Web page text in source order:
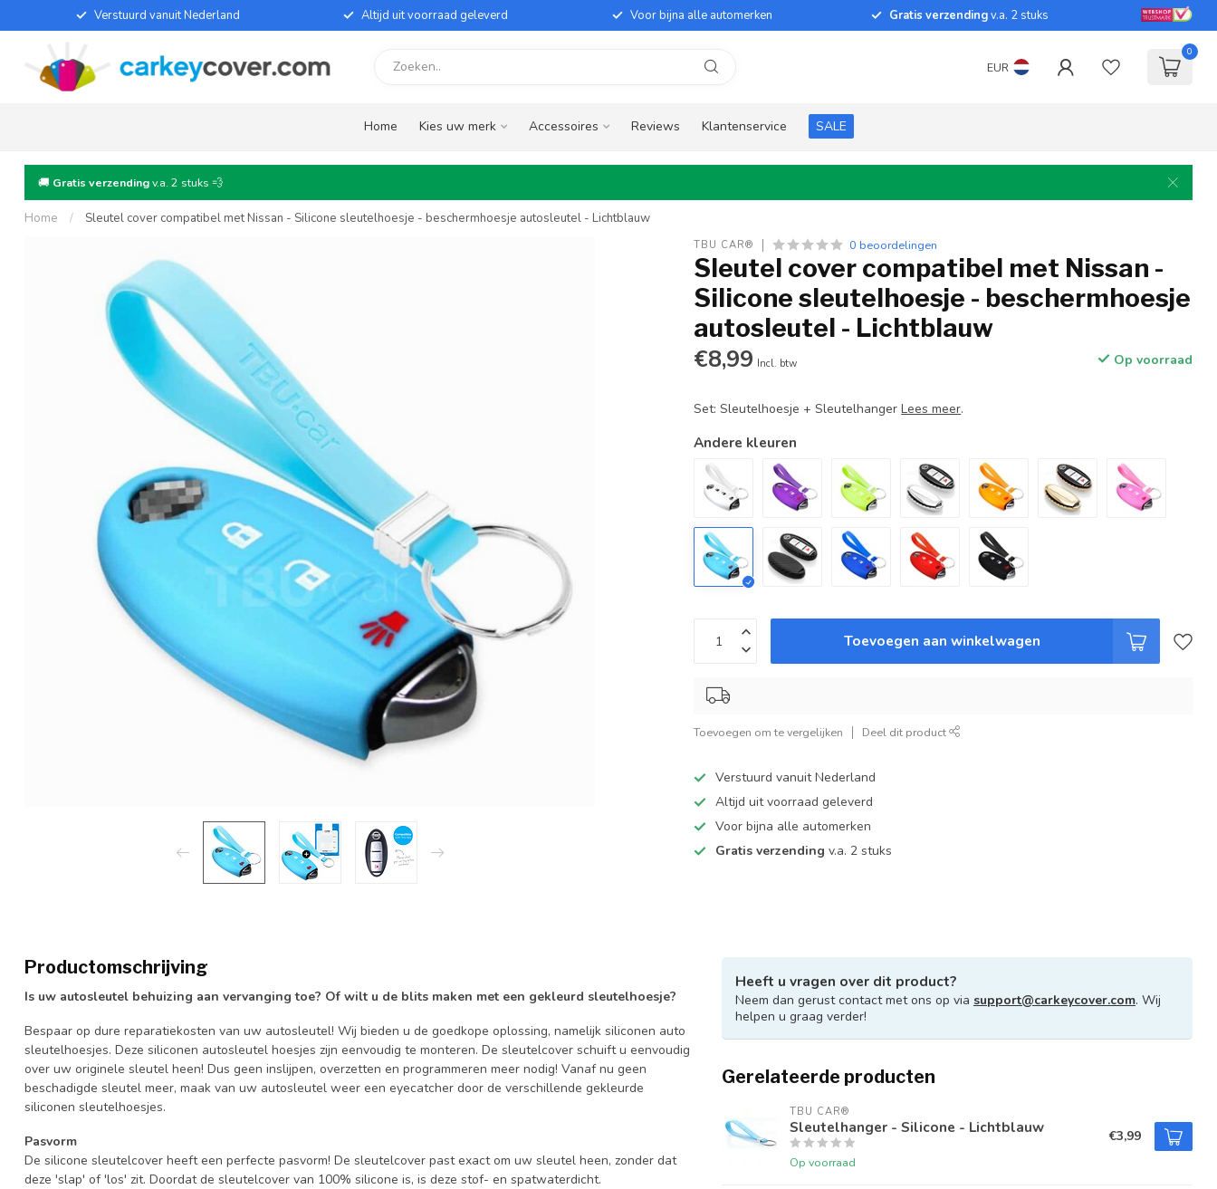
Verstuurd vanuit Nederland Altijd uit voorraad geleverd Voor bijna alle automerken Gratis verzendingv.a. 2 stuks
EUR
0
Home Kies uw merk Accessoires Reviews Klantenservice SALE
🚚 Gratis verzendingv.a. 2 stuks 💨
Home / Sleutel cover compatibel met Nissan - Silicone sleutelhoesje - beschermhoesje autosleutel - Lichtblauw
TBU CAR® 0 beoordelingen
Sleutel cover compatibel met Nissan -
Silicone sleutelhoesje - beschermhoesje
autosleutel - Lichtblauw
€8,99 Incl. btw Op voorraad
Set: Sleutelhoesje + SleutelhangerLees meer.
Andere kleuren
Toevoegen aan winkelwagen
Toevoegen om te vergelijken Deel dit product
Verstuurd vanuit Nederland
Altijd uit voorraad geleverd
Voor bijna alle automerken
Gratis verzending v.a. 2 stuks
Productomschrijving
Is uw autosleutel behuizing aan vervanging toe? Of wilt u de blits maken met een gekleurd sleutelhoesje?
Bespaar op dure reparatiekosten van uw autosleutel! Wij bieden u de goedkope oplossing, namelijk siliconen auto
sleutelhoesjes. Deze siliconen autosleutel hoesjes zijn eenvoudig te monteren. De sleutelcover schuift u eenvoudig
over uw originele sleutel heen! Dus geen inslijpen, overzetten en programmeren meer nodig! Vanaf nu geen
beschadigde sleutel meer, maak van uw autosleutel weer een eyecatcher door de verschillende gekleurde
siliconen sleutelhoesjes.
Pasvorm
De silicone sleutelcover heeft een perfecte pasvorm! De sleutelcover past exact om uw sleutel heen, zonder dat
deze 'slap' of 'los' zit. Doordat de sleutelcover van 100% silicone is, is deze stof- en spatwaterdicht.
Heeft u vragen over dit product?
Neem dan gerust contact met ons op via support@carkeycover.com. Wij
helpen u graag verder!
Gerelateerde producten
TBU CAR®
Sleutelhanger - Silicone - Lichtblauw
Op voorraad
€3,99